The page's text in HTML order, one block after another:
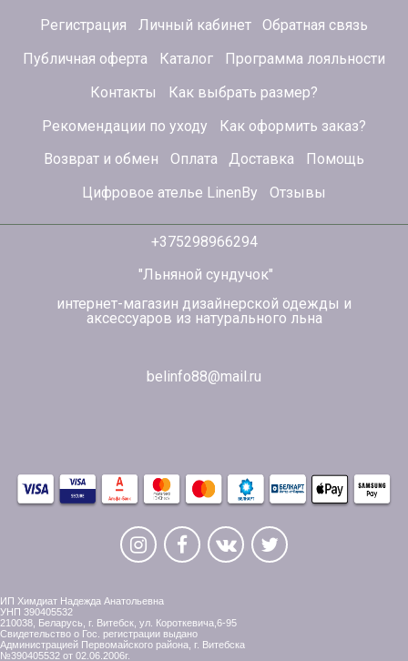
Регистрация Личный кабинет
Обратная связь
Публичная оферта
Каталог
Программа лояльности
Контакты
Как выбрать размер?
Рекомендации по уходу
Как оформить заказ?
Возврат и обмен
Оплата Доставка
Помощь
Цифровое ателье LinenBy
Отзывы
+375298966294
"Льняной сундучок"
интернет-магазин дизайнерской одежды и
аксессуаров из натурального льна
belinfo88@mail.ru
ИП Химдиат Надежда Анатольевна
УНП 390405532
210038, Беларусь, г. Витебск, ул. Короткевича,6-95
Свидетельство о Гос. регистрации выдано
Администрацией Первомайского района, г. Витебска
№390405532 от 02.06.2006г.